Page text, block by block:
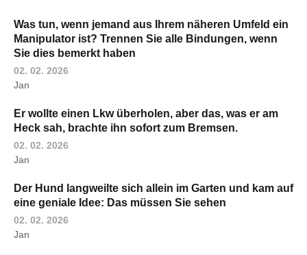
Was tun, wenn jemand aus Ihrem näheren Umfeld ein
Manipulator ist? Trennen Sie alle Bindungen, wenn
Sie dies bemerkt haben
02. 02. 2026
Jan
Er wollte einen Lkw überholen, aber das, was er am
Heck sah, brachte ihn sofort zum Bremsen.
02. 02. 2026
Jan
Der Hund langweilte sich allein im Garten und kam auf
eine geniale Idee: Das müssen Sie sehen
02. 02. 2026
Jan